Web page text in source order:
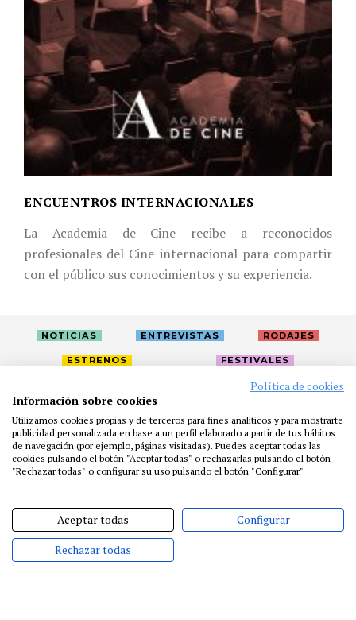
ENCUENTROS INTERNACIONALES
La Academia de Cine recibe a reconocidos
profesionales del Cine internacional para compartir
con el público sus conocimientos y su experiencia.
NOTICIAS ENTREVISTAS RODAJES
ESTRENOS FESTIVALES
PRENSA
FUNDACIÓN RESIDENCIAS
AYUDAS
BIBLIOTECA
PUBLICACIONES
CONTACTO
Política de cookies
Información sobre cookies
Utilizamos cookies propias y de terceros para fines analíticos y para mostrarte
publicidad personalizada en base a un perfil elaborado a partir de tus hábitos
de navegación (por ejemplo, páginas visitadas). Puedes aceptar todas las
cookies pulsando el botón "Aceptar todas" o rechazarlas pulsando el botón
"Rechazar todas" o configurar su uso pulsando el botón "Configurar"
Aceptar todas Configurar
Rechazar todas